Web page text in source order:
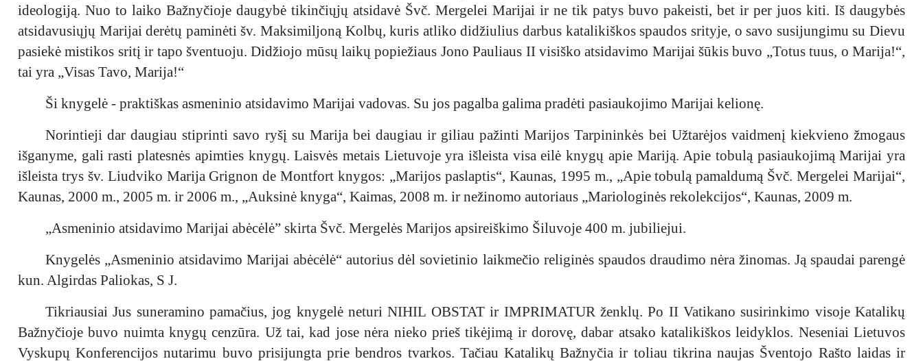
ideologiją. Nuo to laiko Bažnyčioje daugybė tikinčiųjų atsidavė Švč. Mergelei Marijai ir ne tik patys buvo pakeisti, bet ir per juos kiti. Iš daugybės
atsidavusiųjų Marijai derėtų paminėti šv. Maksimiljoną Kolbų, kuris atliko didžiulius darbus katalikiškos spaudos srityje, o savo susijungimu su Dievu
pasiekė mistikos sritį ir tapo šventuoju. Didžiojo mūsų laikų popiežiaus Jono Pauliaus II visiško atsidavimo Marijai šūkis buvo „Totus tuus, o Marija!“,
tai yra „Visas Tavo, Marija!“
Ši knygelė - praktiškas asmeninio atsidavimo Marijai vadovas. Su jos pagalba galima pradėti pasiaukojimo Marijai kelionę.
Norintieji dar daugiau stiprinti savo ryšį su Marija bei daugiau ir giliau pažinti Marijos Tarpininkės bei Užtarėjos vaidmenį kiekvieno žmogaus
išganyme, gali rasti platesnės apimties knygų. Laisvės metais Lietuvoje yra išleista visa eilė knygų apie Mariją. Apie tobulą pasiaukojimą Marijai yra
išleista trys šv. Liudviko Marija Grignon de Montfort knygos: „Marijos paslaptis“, Kaunas, 1995 m., „Apie tobulą pamaldumą Švč. Mergelei Marijai“,
Kaunas, 2000 m., 2005 m. ir 2006 m., „Auksinė knyga“, Kaimas, 2008 m. ir nežinomo autoriaus „Mariologinės rekolekcijos“, Kaunas, 2009 m.
„Asmeninio atsidavimo Marijai abėcėlė” skirta Švč. Mergelės Marijos apsireiškimo Šiluvoje 400 m. jubiliejui.
Knygelės „Asmeninio atsidavimo Marijai abėcėlė“ autorius dėl sovietinio laikmečio religinės spaudos draudimo nėra žinomas. Ją spaudai parengė
kun. Algirdas Paliokas, S J.
Tikriausiai Jus suneramino pamačius, jog knygelė neturi NIHIL OBSTAT ir IMPRIMATUR ženklų. Po II Vatikano susirinkimo visoje Katalikų
Bažnyčioje buvo nuimta knygų cenzūra. Už tai, kad jose nėra nieko prieš tikėjimą ir dorovę, dabar atsako katalikiškos leidyklos. Neseniai Lietuvos
Vyskupų Konferencijos nutarimu buvo prisijungta prie bendros tvarkos. Tačiau Katalikų Bažnyčia ir toliau tikrina naujas Šventojo Rašto laidas ir